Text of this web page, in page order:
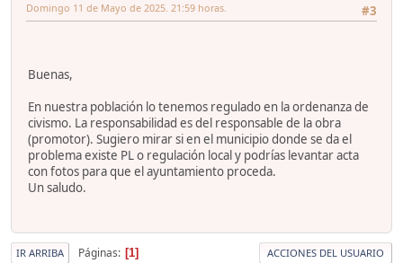
#3
Domingo 11 de Mayo de 2025. 21:59 horas.
Buenas,
En nuestra población lo tenemos regulado en la ordenanza de
civismo. La responsabilidad es del responsable de la obra
(promotor). Sugiero mirar si en el municipio donde se da el
problema existe PL o regulación local y podrías levantar acta
con fotos para que el ayuntamiento proceda.
Un saludo.
IR ARRIBA Páginas 1 ACCIONES DEL USUARIO